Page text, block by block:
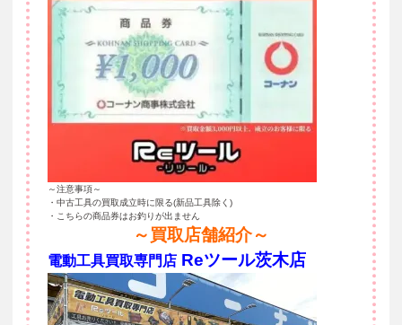
～注意事項～
・中古工具の買取成立時に限る(新品工具除く)
・こちらの商品券はお釣りが出ません
～買取店舗紹介～
電動工具買取専門店 Reツール茨木店